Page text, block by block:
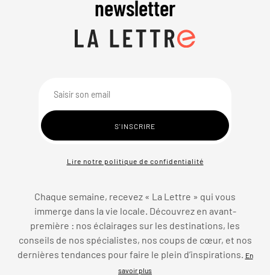
newsletter
Lire notre politique de confidentialité
Chaque semaine, recevez « La Lettre » qui vous
immerge dans la vie locale. Découvrez en avant-
première : nos éclairages sur les destinations, les
conseils de nos spécialistes, nos coups de cœur, et nos
dernières tendances pour faire le plein d’inspirations. En
savoir plus